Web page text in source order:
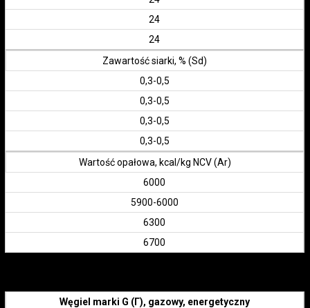
24
24
Zawartość siarki, % (Sd)
0,3-0,5
0,3-0,5
0,3-0,5
0,3-0,5
Wartość opałowa, kcal/kg NCV (Ar)
6000
5900-6000
6300
6700
Węgiel marki G (Г), gazowy, energetyczny